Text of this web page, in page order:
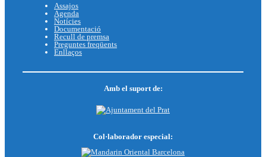
Assajos
Agenda
Notícies
Documentació
Recull de premsa
Preguntes freqüents
Enllaços
Amb el suport de:
Col·laborador especial: